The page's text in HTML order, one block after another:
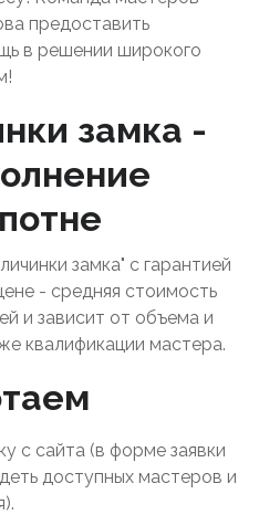
предоставить
в решении широкого
замка -
замка" с гарантией
- средняя стоимость
и зависит от объема и
квалификации мастера.
с сайта (в форме заявки
доступных мастеров и